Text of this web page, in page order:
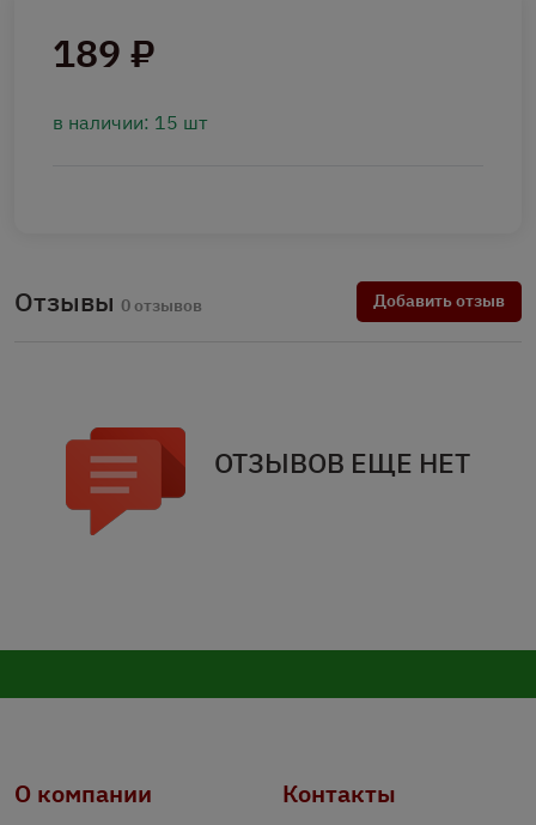
189 ₽
в наличии: 15 шт
Отзывы 0 отзывов Добавить отзыв
ОТЗЫВОВ ЕЩЕ НЕТ
О компании Контакты